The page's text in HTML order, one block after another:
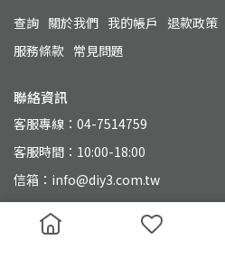
查詢 關於我們 我的帳戶 退款政策
服務條款 常見問題
聯絡資訊
客服專線：04-7514759
客服時間：10:00-18:00
信箱：info@diy3.com.tw
地址：500 彰化縣彰化市永興街110號
統一編號：90804649